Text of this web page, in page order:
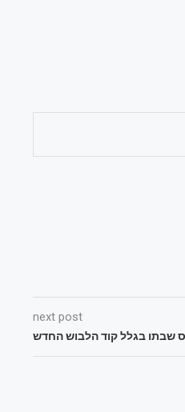
next post
שבתו בגלל קוד הלבוש החדש